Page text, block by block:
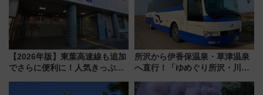
【2026年版】東葉高速線も追加
でさらに便利に！人気きっぷ
今年も発売 秋・早春に千葉県を
所沢から伊香保温泉・草津温泉
へ直行！「ゆめぐり所沢・川越
軽に 運行ダイヤ・運賃を解説